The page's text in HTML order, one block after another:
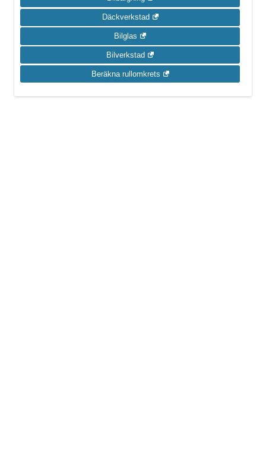
Däckverkstad
Bilglas
Bilverkstad
Beräkna rullomkrets